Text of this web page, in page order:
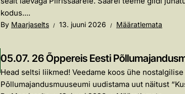
kodus....
By Maarjaselts 13. juuni 2026 Määratlemata
05.07. 26 Õppereis Eesti
Head seltsi liikmed! Veedame koos ühe
Põllumajandusmuuseumi uudistama uut näitust